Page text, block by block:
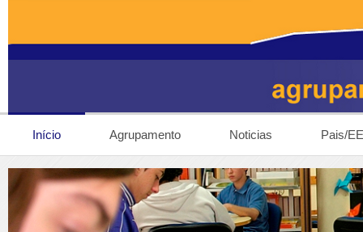
Início Agrupamento Noticias Pais/EE